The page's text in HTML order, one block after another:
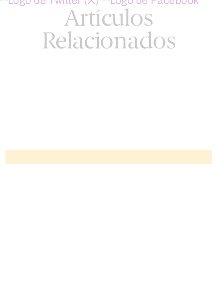
Artículos
Relacionados